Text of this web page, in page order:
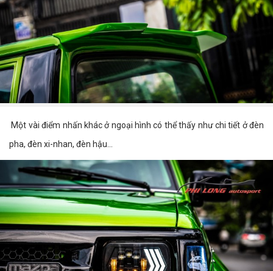
Một vài điểm nhấn khác ở ngoại hình có thể thấy như chi tiết ở đèn
pha, đèn xi-nhan, đèn hậu...